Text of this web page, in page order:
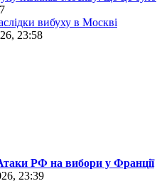
вибуху в Москві
23:58
Атаки РФ на вибори у Франції
23:39